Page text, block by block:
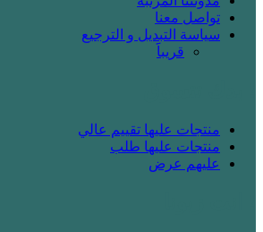
تواصل معنا
سياسة التبديل و الترجيع
قريباََ
منتجات عليها تقييم عالي
منتجات عليها طلب
عليهم عرض